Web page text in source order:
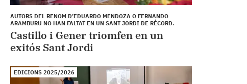
AUTORS DEL RENOM D’EDUARDO MENDOZA O FERNANDO
ARAMBURU NO HAN FALTAT EN UN SANT JORDI DE RÉCORD.
Castillo i Gener triomfen en un
exitós Sant Jordi
EDICIONS 2025/2026